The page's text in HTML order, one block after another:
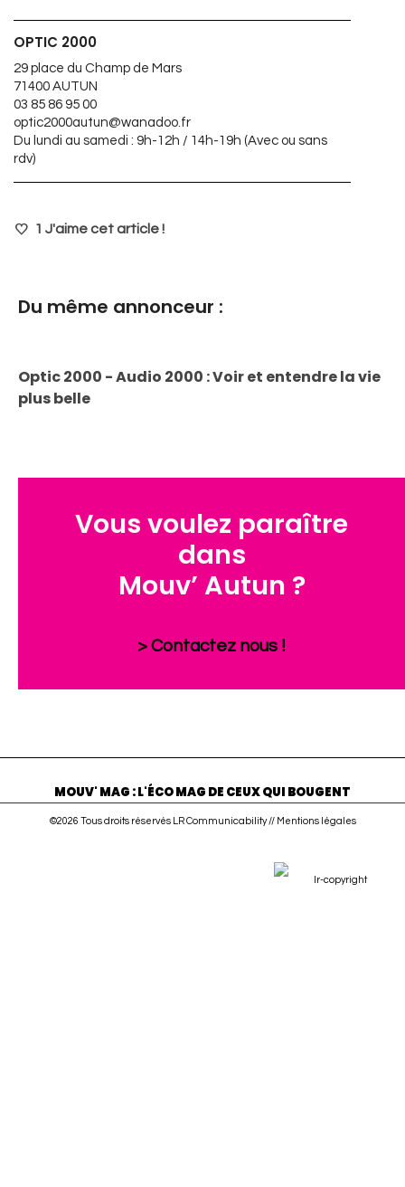
OPTIC 2000
29 place du Champ de Mars
71400 AUTUN
03 85 86 95 00
optic2000autun@wanadoo.fr
Du lundi au samedi : 9h-12h / 14h-19h (Avec ou sans
rdv)
1 J'aime cet article !
Du même annonceur :
Optic 2000 - Audio 2000 : Voir et entendre la vie
plus belle
Vous voulez paraître
dans
Mouv’ Autun ?
> Contactez nous !
MOUV' MAG : L'ÉCO MAG DE CEUX QUI BOUGENT
©2026 Tous droits réservés LR Communicability // Mentions légales